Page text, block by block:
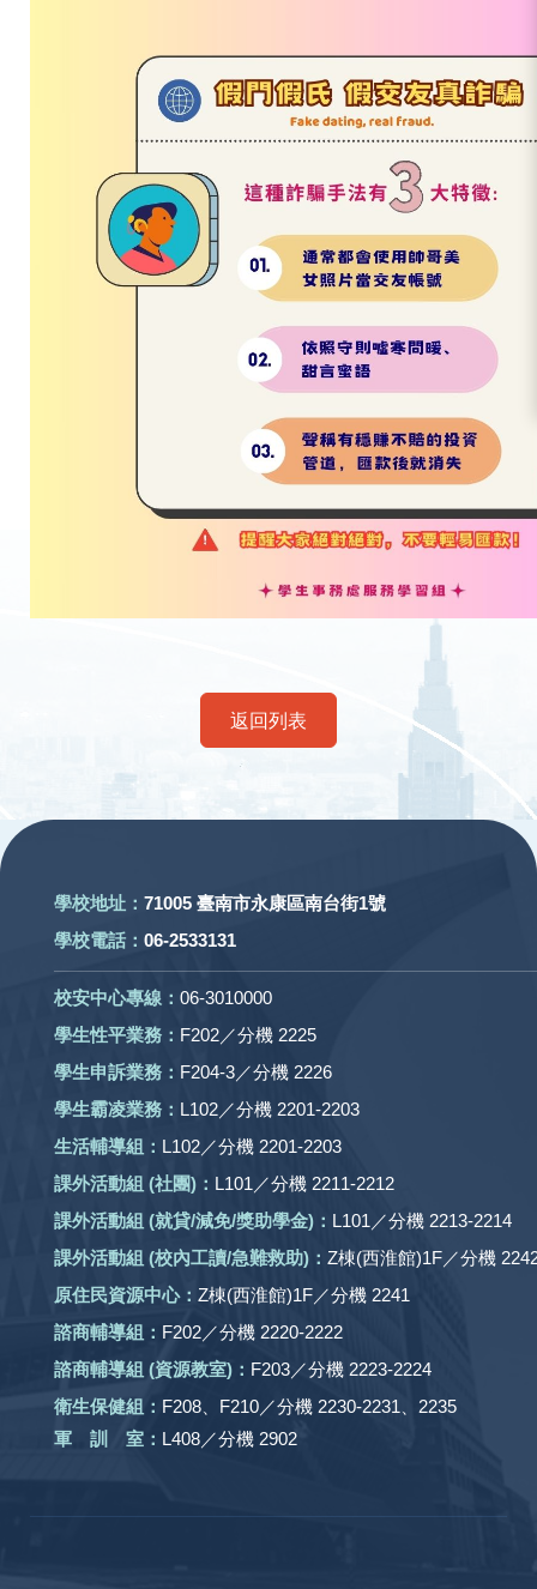
返回列表
學校地址： 71005 臺南市永康區南台街1號
學校電話： 06-2533131
校安中心專線： 06-3010000
學生性平業務： F202／分機 2225
學生申訴業務： F204-3／分機 2226
學生霸凌業務： L102／分機 2201-2203
生活輔導組： L102／分機 2201-2203
課外活動組 (社團) ： L101／分機 2211-2212
課外活動組 (就貸/減免/獎助學金)： L101／分機 2213-2214
課外活動組 (校內工讀/急難救助) ： Z棟(西淮館)1F／分機
原住民資源中心： Z棟(西淮館)1F／分機 2241
諮商輔導組： F202／分機 2220-2222
諮商輔導組 (資源教室)： F203／分機 2223-2224
衛生保健組： F208、F210／分機 2230-2231、2235
軍 訓 室： L408／分機 2902